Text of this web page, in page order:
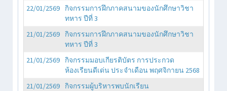
22/01/2569 กิจกรรมการฝึกภาคสนามของนักศึกษาวิชา
ทหาร ปีที่ 3
21/01/2569 กิจกรรมการฝึกภาคสนามของนักศึกษาวิชา
ทหาร ปีที่ 3
21/01/2569 กิจกรรมมอบเกียรติบัตร การประกวด
ห้องเรียนดีเด่น ประจำเดือน พฤศจิกายน 2568
21/01/2569 กิจกรรมผู้บริหารพบนักเรียน